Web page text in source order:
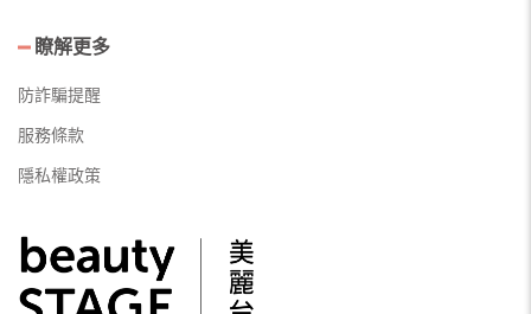
瞭解更多
防詐騙提醒
服務條款
隱私權政策